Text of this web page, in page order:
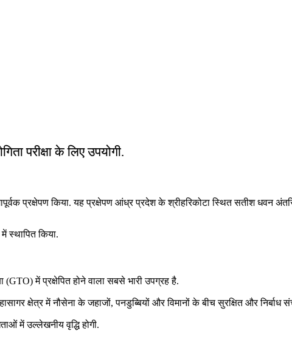
परीक्षा के लिए उपयोगी.
प्रक्षेपण किया. यह प्रक्षेपण आंध्र प्रदेश के श्रीहरिकोटा स्थित सतीश धवन
स्थापित किया.
में प्रक्षेपित होने वाला सबसे भारी उपग्रह है.
क्षेत्र में नौसेना के जहाजों, पनडुब्बियों और विमानों के बीच सुरक्षित और निर्बाध
में उल्लेखनीय वृद्धि होगी.